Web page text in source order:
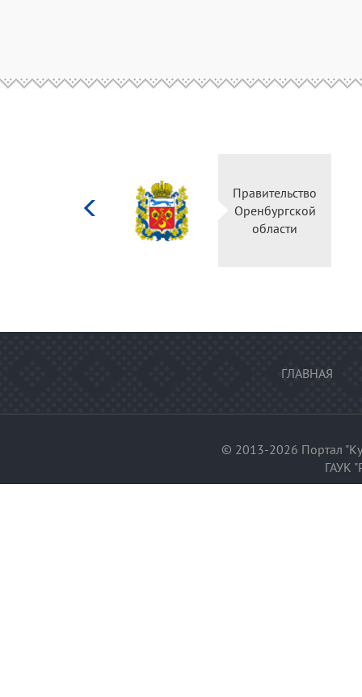
культуры
Российской
Правительство
Оренбургской
области
ГЛАВНАЯ
© 2013-2026 Портал
ГАУК